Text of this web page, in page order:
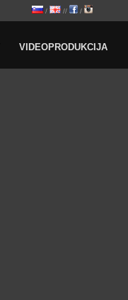
/ // /
VIDEOPRODUKCIJA